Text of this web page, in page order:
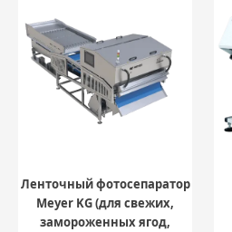
Ленточный фотосепаратор
Meyer KG (для свежих,
замороженных ягод,